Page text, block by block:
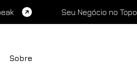
Seu Negócio no
Sobre